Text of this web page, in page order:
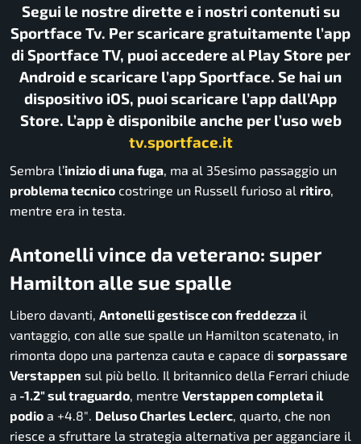
Segui le nostre dirette e i nostri contenuti su
Sportface Tv. Per scaricare gratuitamente l’app
di Sportface TV, puoi accedere al Play Store per
Android e scaricare l’app Sportface. Se hai un
dispositivo iOS, puoi scaricare l’app dall’App
Store. L’app è disponibile anche per l’uso web
tv.sportface.it
Sembra l’inizio di una fuga, ma al 35esimo passaggio un
problema tecnico costringe un Russell furioso al ritiro,
mentre era in testa.
Antonelli vince da veterano: super
Hamilton alle sue spalle
Libero davanti, Antonelli gestisce con freddezza il
vantaggio, con alle sue spalle un Hamilton scatenato, in
rimonta dopo una partenza cauta e capace di sorpassare
Verstappen sul più bello. Il britannico della Ferrari chiude
a -1.2″ sul traguardo, mentre Verstappen completa il
podio a +4.8″. Deluso Charles Leclerc, quarto, che non
riesce a sfruttare la strategia alternativa per agganciare il